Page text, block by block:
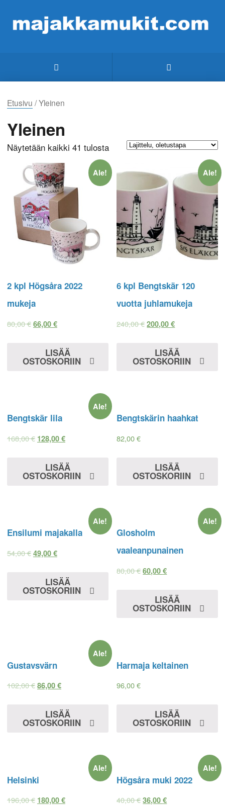
Etusivu / Yleinen
Yleinen
Näytetään kaikki 41 tulosta
Ale!
2 kpl Högsåra 2022
mukeja
80,00€ 66,00 €
LISÄÄ
OSTOSKORIIN
Ale!
6 kpl Bengtskär 120
vuotta juhlamukeja
240,00€ 200,00€
LISÄÄ
OSTOSKORIIN
Ale!
Bengtskär lila
168,00€ 128,00 €
LISÄÄ
OSTOSKORIIN
Bengtskärin haahkat
82,00€
LISÄÄ
OSTOSKORIIN
Ale!
Ensilumi majakalla
54,00€ 49,00 €
LISÄÄ
OSTOSKORIIN
Ale!
Glosholm
vaaleanpunainen
80,00€ 60,00€
LISÄÄ
OSTOSKORIIN
Ale!
Gustavsvärn
102,00€ 86,00 €
LISÄÄ
OSTOSKORIIN
Harmaja keltainen
96,00€
LISÄÄ
OSTOSKORIIN
Ale!
Helsinki
196,00€ 180,00 €
Ale!
Högsåra muki 2022
40,00€ 36,00€